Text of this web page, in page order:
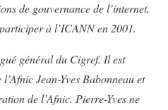
de gouvernance de l’internet,
à l’ICANN en 2001.
général du Cigref. Il est
Jean-Yves Babonneau et
de l’Afnic. Pierre-Yves ne